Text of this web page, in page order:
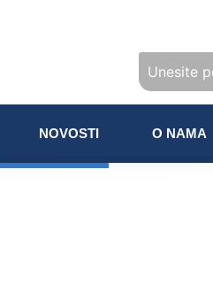
NOVOSTI O NAMA